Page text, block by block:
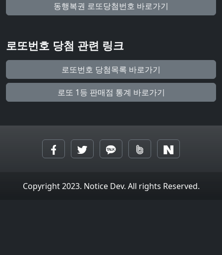
동행복권 로또당첨번호 바로가기
로또번호 당첨 관련 링크
로또번호 당첨목록 바로가기
로또 1등 판매점 통계 바로가기
Copyright 2023. Notice Dev. All rights Reserved.